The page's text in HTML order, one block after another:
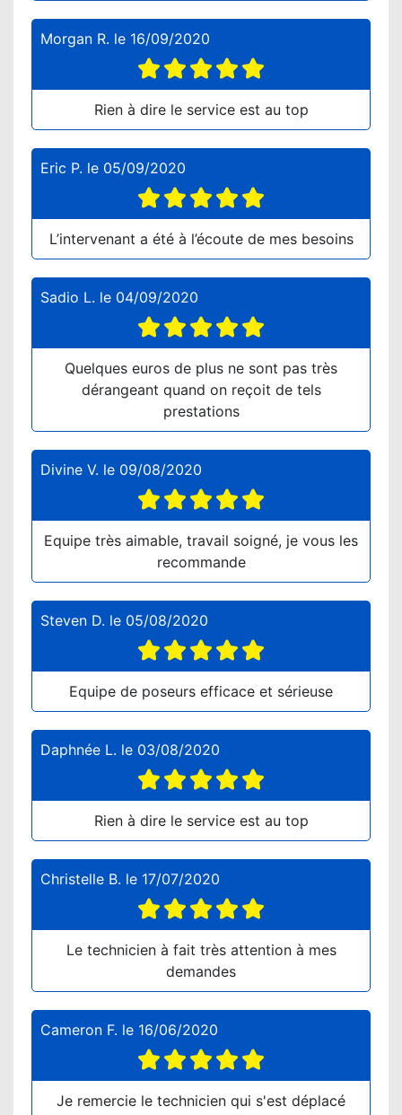
Morgan R. le 16/09/2020
Rien à dire le service est au top
Eric P. le 05/09/2020
L’intervenant a été à l’écoute de mes besoins
Sadio L. le 04/09/2020
Quelques euros de plus ne sont pas très
dérangeant quand on reçoit de tels
prestations
Divine V. le 09/08/2020
Equipe très aimable, travail soigné, je vous les
recommande
Steven D. le 05/08/2020
Equipe de poseurs efficace et sérieuse
Daphnée L. le 03/08/2020
Rien à dire le service est au top
Christelle B. le 17/07/2020
Le technicien à fait très attention à mes
demandes
Cameron F. le 16/06/2020
Je remercie le technicien qui s'est déplacé